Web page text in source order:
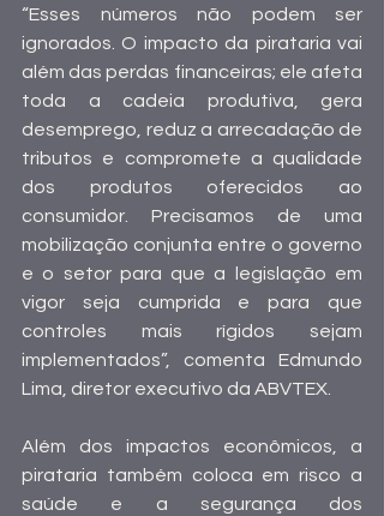
“Esses números não podem ser
ignorados. O impacto da pirataria vai
além das perdas financeiras; ele afeta
toda a cadeia produtiva, gera
desemprego, reduz a arrecadação de
tributos e compromete a qualidade
dos produtos oferecidos ao
consumidor. Precisamos de uma
mobilização conjunta entre o governo
e o setor para que a legislação em
vigor seja cumprida e para que
controles mais rígidos sejam
implementados”, comenta Edmundo
Lima, diretor executivo da ABVTEX.
Além dos impactos econômicos, a
pirataria também coloca em risco a
saúde e a segurança dos